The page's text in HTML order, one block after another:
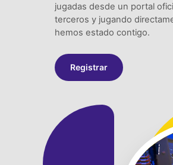
jugadas desde un portal
terceros y jugando
hemos estado contigo.
Registrar